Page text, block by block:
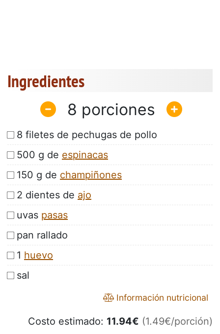
Ingredientes
8
8 filetes de pechugas de pollo
500 g de espinacas
150 g de champiñones
2 dientes de ajo
uvas pasas
pan rallado
1 huevo
sal
Información nutricional
Costo estimado: 11.94€ (1.49€/porción)